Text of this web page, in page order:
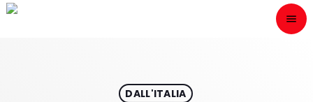
menu
DALL'ITALIA